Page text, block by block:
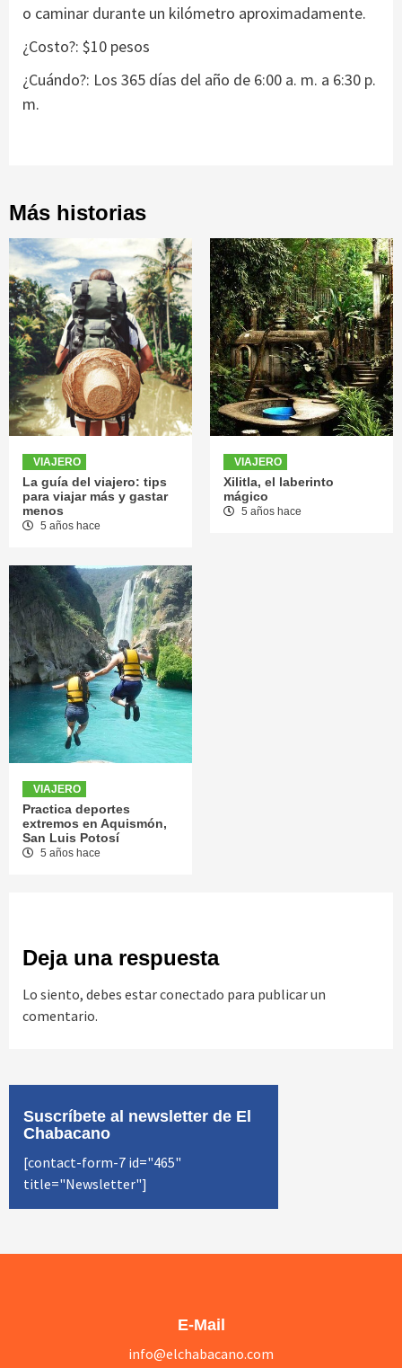
o caminar durante un kilómetro aproximadamente.
¿Costo?: $10 pesos
¿Cuándo?: Los 365 días del año de 6:00 a. m. a 6:30 p.
m.
Más historias
VIAJERO
La guía del viajero: tips
para viajar más y gastar
menos
5 años hace
VIAJERO
Xilitla, el laberinto
mágico
5 años hace
VIAJERO
Practica deportes
extremos en Aquismón,
San Luis Potosí
5 años hace
Deja una respuesta
Lo siento, debes estarconectado para publicar un
comentario.
Suscríbete al newsletter de El
Chabacano
[contact-form-7 id="465"
title="Newsletter"]
E-Mail
info@elchabacano.com